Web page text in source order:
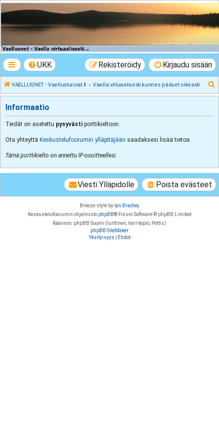
VAELLUSNET -
Vaellusturinat II
UKK Kirjaudu sisään
Rekisteröidy
VAELLUSNET - Vaellusturinat II Vaella virtuaalisesti kunnes pääset oikeasti
t
Informaatio
Teidät on asetettu pysyvästi porttikieltoon.
Ota yhteyttä Keskustelufoorumin ylläpitäjään saadaksesi lisää tietoa.
Tämä porttikielto on annettu IP-osoitteellesi.
Poista evästeet
Viesti Ylläpidolle
Breeze style by Ian Bradley
Keskustelufoorumin ohjelmisto phpBB® Forum Software © phpBB Limited
Käännös: phpBB Suomi (lurttinen, harritapio, Pettis)
phpBB SiteMaker
Yksityisyys
Ehdot